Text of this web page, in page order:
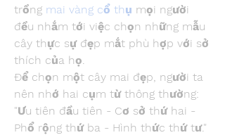
trồng mai vàng cổ thụ mọi người
đều nhắm tới việc chọn những mẫu
cây thực sự đẹp mắt phù hợp với sở
thích của họ.
Để chọn một cây mai đẹp, người ta
nên nhớ hai cụm từ thông thường:
"Ưu tiên đầu tiên - Cơ sở thứ hai -
Phổ rộng thứ ba - Hình thức thứ tư."